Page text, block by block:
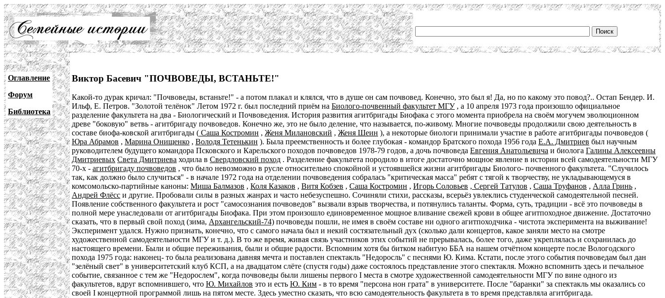
Оглавление
Форум
Библиотека
Виктор Басевич "ПОЧВОВЕДЫ, ВСТАНЬТЕ!"
Какой-то дурак кричал: "Почвоведы, встаньте!" - а потом плакал и клялся, что в душе он сам почвовед. Конечно, это был я! Да, но по какому это повод?.. Остап Бендер. И.
Ильф, Е. Петров. "Золотой телёнок" Летом 1972 г. был последний приём на Биолого-почвенный факультет МГУ, а 10 апреля 1973 года произошло официальное
разделение факультета на два - Биологический и Почвоведения. История развития агитбригады Биофака с этого момента приобрела на своём могучем эволюционном
древе "боковую" ветвь - агитбригаду почвоведов. Конечно же, это не было деление, что называется, по-живому. Многие почвоведы продолжили свою деятельность в
составе биофа-ковской агитбригады ( Саша Костромин , Женя Милановский , Женя Шеин ), а некоторые биологи принимали участие в работе агитбригады почвоведов (
Юра Абрамов , Марина Онищенко , Володя Тетенькин ). Была преемственность и более глубокая - командор Братского похода 1956 года Е.А. Дмитриев был научным
руководителем будущего командора Псковского и Карельского походов почвоведов 1978-79 годов, а дочь почвоведа Евгения Анатольевича и биолога Галины Алексеевны
Дмитриевых Света Дмитриева ходила в Свердловский поход . Разделение факультета породило в итоге достаточно мощное явление в истории всей самодеятельности МГУ
70-х - агитбригаду почвоведов , что было невозможно в русле относительно спокойной и устоявшейся жизни агитбригады Биолого- почвенного факультета. "Случилось
так, как должно было случиться" - в начале 1972 года на отделении почвоведения собралась "критическая масса" ребят с тягой к творчеству, не укладывающемуся в
комсомольско-партийные каноны: Миша Балмазов , Коля Казаков , Витя Кобзев , Саша Костромин , Игорь Соловьев , Сергей Татулов , Саша Труфанов , Алла Гринь ,
Андрей Флёсс и другие. Пробовали силы в разных жанрах и часто небезуспешно. Сочиняли стихи, рассказы, всерьёз увлеклись студенческой самодеятельной песней.
Появление собственного факультета и рост "самосознания почвоведов" вызвали взрыв творчества, и потянулись таланты. Форма, суть, традиции - всё это почвоведы в
полной мере унаследовали от агитбригады Биофака. При этом произошло единовременное мощное вливание свежей крови в общее агитпоходное движение. Достаточно
сказать, что в первый свой поход (зима, Архангельский-74) почвоведы пошли, не имея в своём составе ни одного агитпоходчика - чистота эксперимента на выживание!
Эксперимент удался. Нужно признать, конечно, что с самого начала был и некий состязательный дух (сколько дали концертов, какое заняли место на смотре
художественной самодеятельности МГУ и т. д.). В то же время, живая связь участников этих событий не прерывалась, более того, даже укреплялась и сохранилась до
настоящего времени. Были и общие переживания, были и общие радости. Вспомним хотя бы битком набитую ББА на нашем отчётном концерте после Вологодского
похода 1975 года: наконец- то была реализована давняя мечта и поставлен спектакль "Недоросль" с песнями Ю. Кима. Кстати, после этого события почвоведам был дан
"зелёный свет" в университетский клуб КСП, а на двадцатом слёте (спустя годы) даже состоялось представление этого спектакля. Можно вспомнить здесь и печальное
событие, связанное с тем же "Недорослем", когда почвоведы были лишены первого I места в смотре художественной самодеятельности МГУ по вине одного из
факультетов, вдруг вспомнившего, что Ю. Михайлов это и есть Ю. Ким - в то время "персона нон грата" в университете. После "баранки" за спектакль мы оказались со
своей I концертной программой лишь на пятом месте. Здесь уместно сказать, что всю самодеятельность факультета в то время представляла агитбригада.